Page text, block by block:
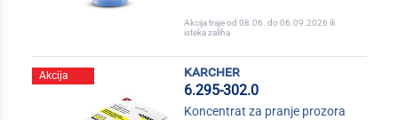
Akcija traje od 08.06. do 06.09.2026 ili
isteka zaliha
Akcija
karcher
6.295-302.0
Koncentrat za pranje prozora